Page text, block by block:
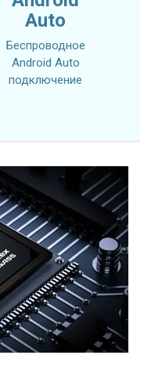
Auto
Беспроводное
Android Auto
подключение